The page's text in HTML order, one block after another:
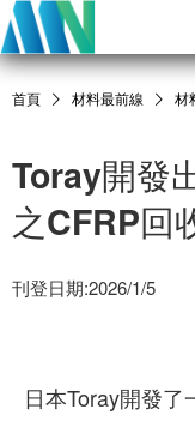
首頁 材料最前線 材
Toray開發
之CFRP回
刊登日期:2026/1/5
日本Toray開發